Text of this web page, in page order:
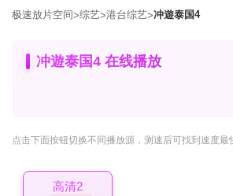
极速放片空间>综艺>港台综艺>冲遊泰国4
冲遊泰国4 在线播放
点击下面按钮切换不同播放源 ，测速后可找到速度
高清2